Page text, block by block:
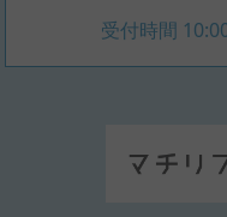
受付時間